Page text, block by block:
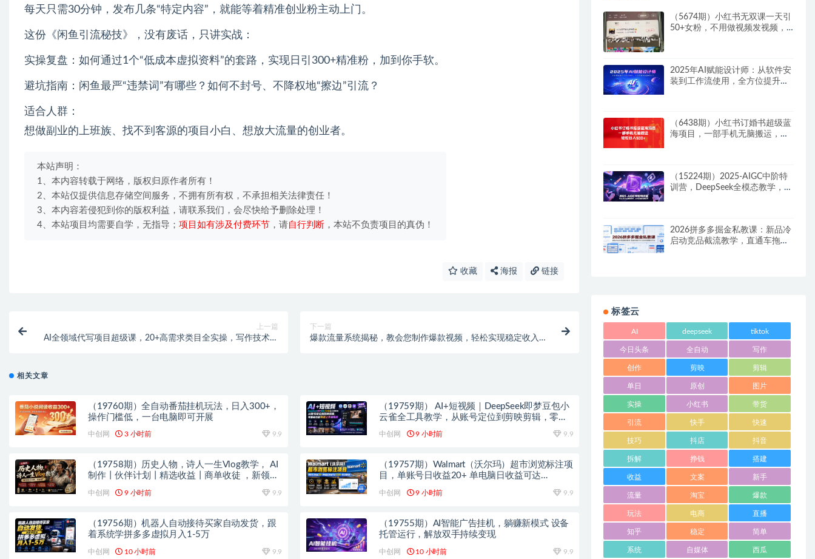
每天只需30分钟，发布几条“特定内容”，就能等着精准创业粉主动上门。
这份《闲鱼引流秘技》，没有废话，只讲实战：
实操复盘：如何通过1个“低成本虚拟资料”的套路，实现日引300+精准粉，加到你手软。
避坑指南：闲鱼最严“违禁词”有哪些？如何不封号、不降权地“擦边”引流？
适合人群：
想做副业的上班族、找不到客源的项目小白、想放大流量的创业者。
本站声明：
1、本内容转载于网络，版权归原作者所有！
2、本站仅提供信息存储空间服务，不拥有所有权，不承担相关法律责任！
3、本内容若侵犯到你的版权利益，请联系我们，会尽快给予删除处理！
4、本站项目均需要自学，无指导； 项目如有涉及付费环节 ，请自行判断 ，本站不负责项目的真伪！
收藏 海报 链接
上一篇
AI全领域代写项目超级课，20+高需求类目全实操，写作技术・
下一篇
爆款流量系统揭秘，教会您制作爆款视频，轻松实现稳定收入
相关文章
（19760期）全自动番茄挂机玩法，日入300+，
操作门槛低，一台电脑即可开展
中创网 3 小时前 9.9
（19759期） AI+短视频｜DeepSeek即梦豆包小
云雀全工具教学，从账号定位到剪映剪辑，零基
中创网 9 小时前 9.9
（19758期）历史人物，诗人一生Vlog教学， AI
制作丨伙伴计划丨精选收益丨商单收徒 ，新领域
中创网 9 小时前 9.9
（19757期）Walmart（沃尔玛）超市浏览标注项
目，单账号日收益20+ 单电脑日收益可达
中创网 9 小时前 9.9
（19756期）机器人自动接待买家自动发货，跟
着系统学拼多多虚拟月入1-5万
中创网 10 小时前 9.9
（19755期）AI智能广告挂机，躺赚新模式 设备
托管运行，解放双手持续变现
中创网 10 小时前 9.9
（5674期）小红书无双课一天引
50+女粉，不用做视频发视频，
2025年AI赋能设计师：从软件安
装到工作流使用，全方位提升职
（6438期）小红书订婚书超级蓝
海项目，一部手机无脑搬运，轻
（15224期）2025-AIGC中阶特
训营，DeepSeek全模态教学，从
2026拼多多掘金私教课：新品冷
启动竞品截流教学，直通车拖价
标签云
AI deepseek tiktok
今日头条 全自动 写作
创作 剪映 剪辑
单日 原创 图片
实操 小红书 带货
引流 快手 快速
技巧 抖店 抖音
拆解 挣钱 搭建
收益 文案 新手
流量 淘宝 爆款
玩法 电商 直播
知乎 稳定 简单
系统 自媒体 西瓜